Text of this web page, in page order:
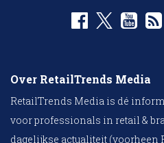
Over RetailTrends Media
RetailTrends Media is dé
voor professionals in retail &
dagelijkse actualiteit (voorheen